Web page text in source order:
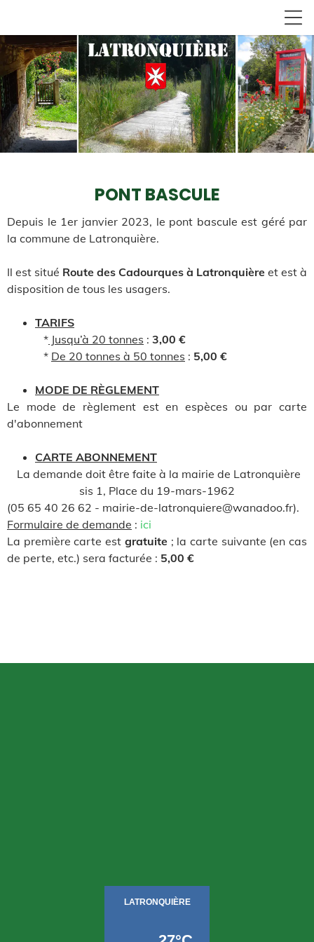
PONT BASCULE
Depuis le 1er janvier 2023, le pont bascule est géré par
la commune de Latronquière.
Il est situé Route des Cadourques à Latronquière et est à
disposition de tous les usagers.
TARIFS
* Jusqu’à 20 tonnes : 3,00 €
* De 20 tonnes à 50 tonnes : 5,00 €
MODE DE RÈGLEMENT
Le mode de règlement est en espèces ou par carte
d'abonnement
CARTE ABONNEMENT
La demande doit être faite à la mairie de Latronquière
sis 1, Place du 19-mars-1962
(05 65 40 26 62 - mairie-de-latronquiere@wanadoo.fr).
Formulaire de demande : ici
La première carte est gratuite; la carte suivante (en cas
de perte, etc.) sera facturée : 5,00 €